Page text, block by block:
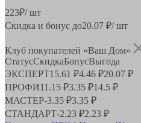
223₽/ шт
Скидка и бонус до20.07 ₽/ шт
Клуб покупателей «Ваш Дом»
СтатусСкидкаБонусВыгода
ЭКСПЕРТ15.61 ₽4.46 ₽20.07 ₽
ПРОФИ11.15 ₽3.35 ₽14.5 ₽
МАСТЕР-3.35 ₽3.35 ₽
СТАНДАРТ-2.23 ₽2.23 ₽